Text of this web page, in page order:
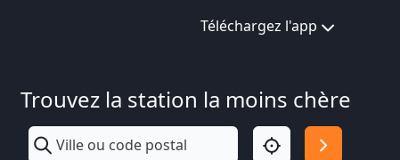
Téléchargez l'app
Trouvez la station la moins chère